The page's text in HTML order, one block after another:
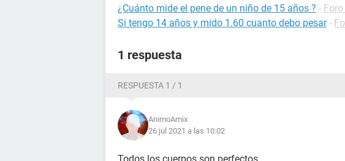
¿Cuánto mide el pene de un niño de 15 años ? -
Si tengo 14 años y mido 1.60 cuanto debo pesar -
1 respuesta
RESPUESTA 1 / 1
AnimoAmix
26 jul 2021 a las 10:02